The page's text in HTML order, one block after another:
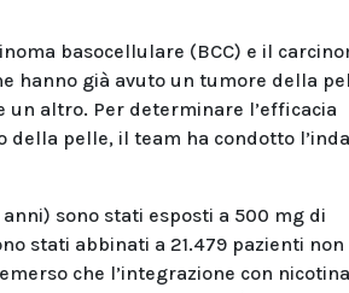
basocellulare (BCC) e il
hanno già avuto un tumore della
altro. Per determinare l’efficacia
pelle, il team ha condotto
sono stati esposti a 500 mg di
stati abbinati a 21.479 pazienti non
che l’integrazione con